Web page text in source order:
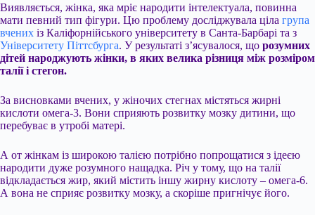
Виявляється, жінка, яка мріє народити інтелектуала, повинна
мати певний тип фігури. Цю проблему досліджувала ціла група
вчених із Каліфорнійського університету в Санта-Барбарі та з
Університету Піттсбурга. У результаті з’ясувалося, що розумних
дітей народжують жінки, в яких велика різниця між розміром
талії і стегон.
За висновками вчених, у жіночих стегнах містяться жирні
кислоти омега-3. Вони сприяють розвитку мозку дитини, що
перебуває в утробі матері.
А от жінкам із широкою талією потрібно попрощатися з ідеєю
народити дуже розумного нащадка. Річ у тому, що на талії
відкладається жир, який містить іншу жирну кислоту – омега-6.
А вона не сприяє розвитку мозку, а скоріше пригнічує його.